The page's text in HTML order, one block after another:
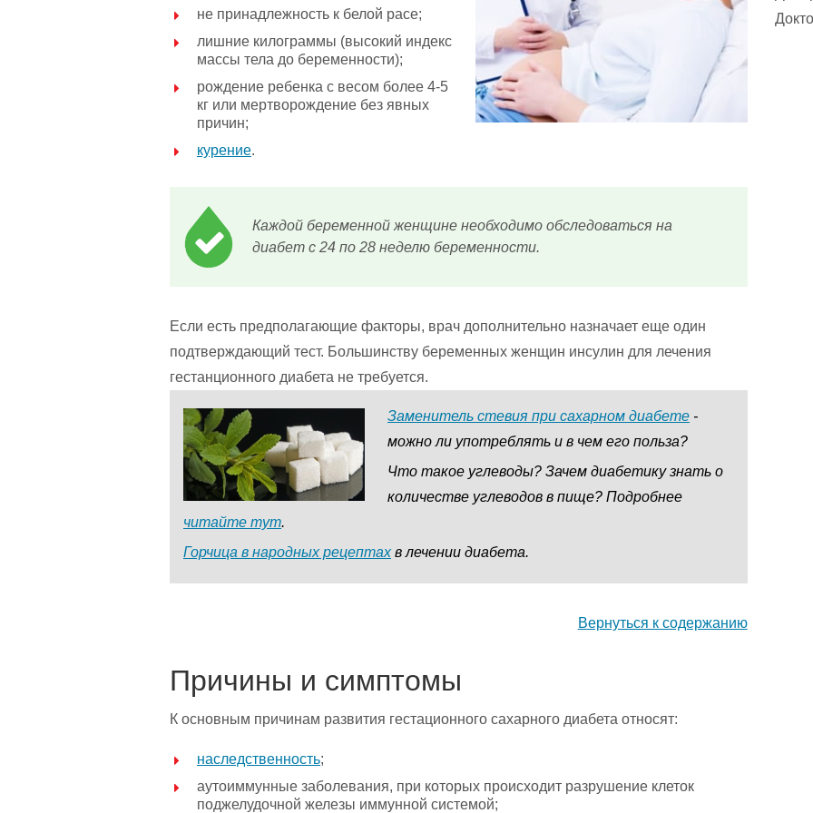
не принадлежность к белой расе;
лишние килограммы (высокий индекс
массы тела до беременности);
рождение ребенка с весом более 4-5
кг или мертворождение без явных
причин;
курение.
Каждой беременной женщине необходимо обследоваться на
диабет с 24 по 28 неделю беременности.
Если есть предполагающие факторы, врач дополнительно назначает еще один
подтверждающий тест. Большинству беременных женщин инсулин для лечения
гестанционного диабета не требуется.
Заменитель стевия при сахарном диабете -
можно ли употреблять и в чем его польза?
Что такое углеводы? Зачем диабетику знать о
количестве углеводов в пище? Подробнее
читайте тут.
Горчица в народных рецептахв лечении диабета.
Вернуться к содержанию
Причины и симптомы
К основным причинам развития гестационного сахарного диабета относят:
наследственность;
аутоиммунные заболевания, при которых происходит разрушение клеток
поджелудочной железы иммунной системой;